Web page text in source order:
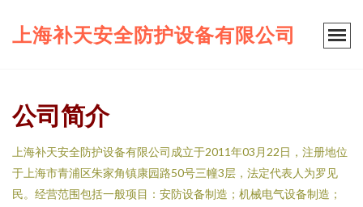
上海补天安全防护设备有限公司
公司简介
上海补天安全防护设备有限公司成立于2011年03月22日，注册地位
于上海市青浦区朱家角镇康园路50号三幢3层，法定代表人为罗见
民。经营范围包括一般项目：安防设备制造；机械电气设备制造；